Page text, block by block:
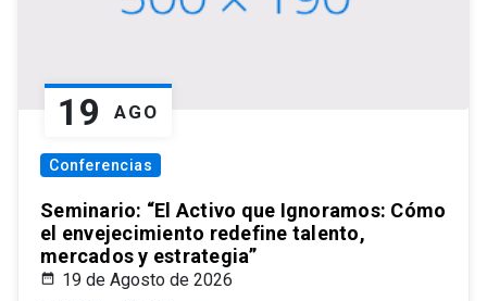
19 AGO
Conferencias
Seminario: “El Activo que Ignoramos: Cómo
el envejecimiento redefine talento,
mercados y estrategia”
19 de Agosto de 2026